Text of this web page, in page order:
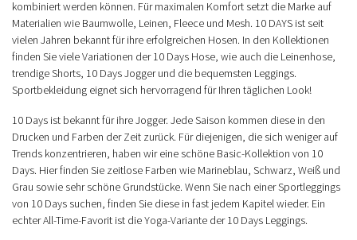
kombiniert werden können. Für maximalen Komfort setzt die Marke auf
Materialien wie Baumwolle, Leinen, Fleece und Mesh. 10 DAYS ist seit
vielen Jahren bekannt für ihre erfolgreichen Hosen. In den Kollektionen
finden Sie viele Variationen der 10 Days Hose, wie auch die Leinenhose,
trendige Shorts, 10 Days Jogger und die bequemsten Leggings.
Sportbekleidung eignet sich hervorragend für Ihren täglichen Look!
10 Days ist bekannt für ihre Jogger. Jede Saison kommen diese in den
Drucken und Farben der Zeit zurück. Für diejenigen, die sich weniger auf
Trends konzentrieren, haben wir eine schöne Basic-Kollektion von 10
Days. Hier finden Sie zeitlose Farben wie Marineblau, Schwarz, Weiß und
Grau sowie sehr schöne Grundstücke. Wenn Sie nach einer Sportleggings
von 10 Days suchen, finden Sie diese in fast jedem Kapitel wieder. Ein
echter All-Time-Favorit ist die Yoga-Variante der 10 Days Leggings.